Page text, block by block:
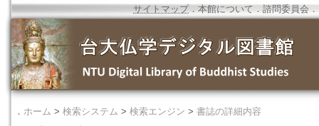
サイトマップ．本館について ． 諮問委員会 ．
． ホーム > 検索システム > 検索エンジン > 書誌の詳細内容